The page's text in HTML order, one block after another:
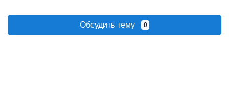
Обсудить тему 0